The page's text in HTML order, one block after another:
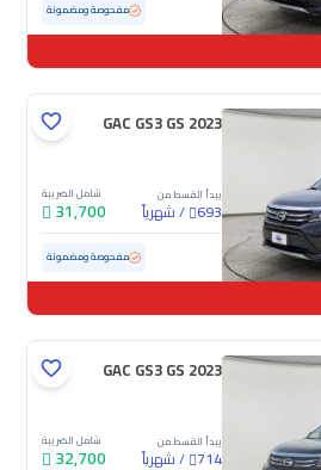
مفحوصة ومضمونة
GAC GS3 GS 2023
يبدأ القسط من
693
/شهرياً
شامل الضريبة
31,700
مفحوصة ومضمونة
GAC GS3 GS 2023
يبدأ القسط من
714
/شهرياً
شامل الضريبة
32,700